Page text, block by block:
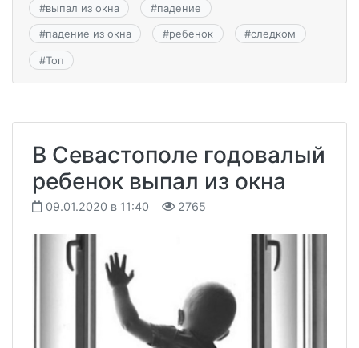
#выпал из окна #падение
#падение из окна #ребенок #следком
#Топ
В Севастополе годовалый
ребенок выпал из окна
09.01.2020 в 11:40 2765